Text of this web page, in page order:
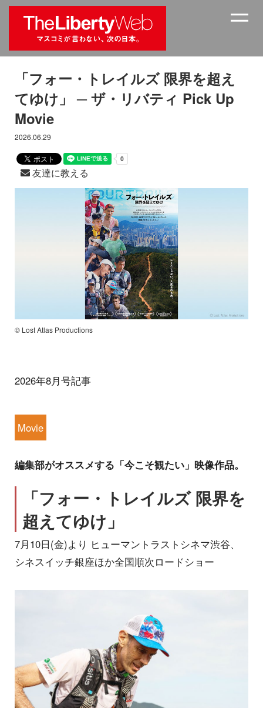
「フォー・トレイルズ 限界を超え
てゆけ」 ─ ザ・リバティ Pick Up
Movie
2026.06.29
友達に教える
© Lost Atlas Productions
2026年8月号記事
Movie
編集部がオススメする「今こそ観たい」映像作品。
「フォー・トレイルズ 限界を
超えてゆけ」
7月10日(金)より ヒューマントラストシネマ渋谷、
シネスイッチ銀座ほか全国順次ロードショー